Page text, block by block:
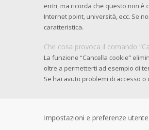
entri, ma ricorda che questo non è
Internet point, università, ecc. Se
caratteristica.
Che cosa provoca il comando
La funzione “Cancella cookie”
oltre a permetterti ad esempio di
Se hai avuto problemi di accesso
Impostazioni e preferenze utente